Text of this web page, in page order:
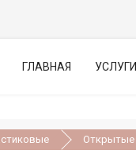
ГЛАВНАЯ УСЛУГИ
Открытые